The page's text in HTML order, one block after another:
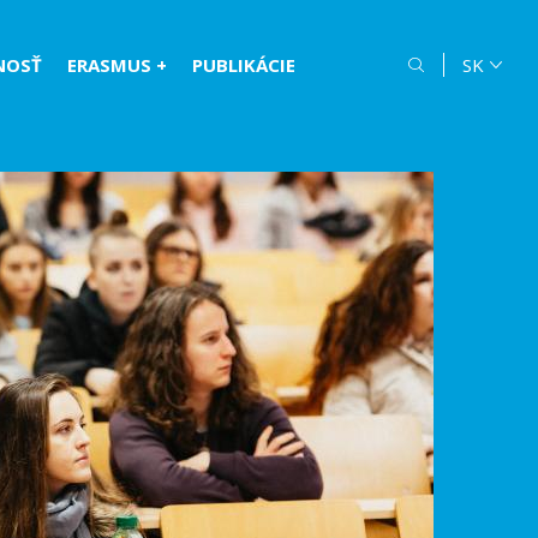
ERASMUS + PUBLIKÁCIE SK